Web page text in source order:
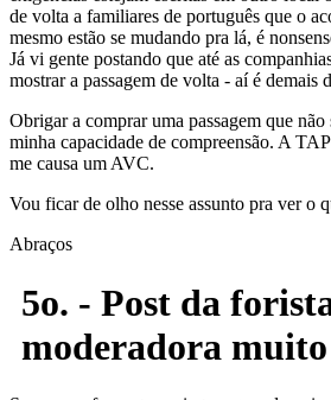
de volta a familiares de português que o
mesmo estão se mudando pra lá, é
Já vi gente postando que até as
mostrar a passagem de volta - aí é demais
Obrigar a comprar uma passagem que
minha capacidade de compreensão. A
me causa um AVC.
Vou ficar de olho nesse assunto pra ver o
Abraços
5o. - Post da
moderadora